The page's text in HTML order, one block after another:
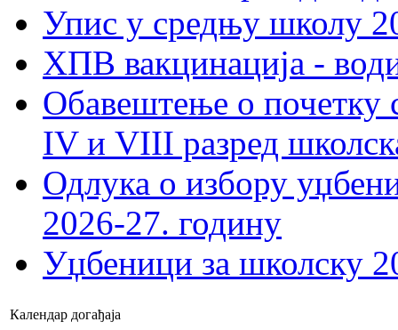
Упис у средњу школу
ХПВ вакцинација -
Обавештење о почетку
IV и VIII разред
Одлука о избору
2026-27. годину
Уџбеници за школску
Календар догађаја